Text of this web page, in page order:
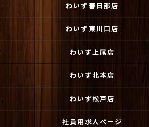
わいず春日部店
わいず東川口店
わいず上尾店
わいず北本店
わいず松戸店
社員用求人ページ